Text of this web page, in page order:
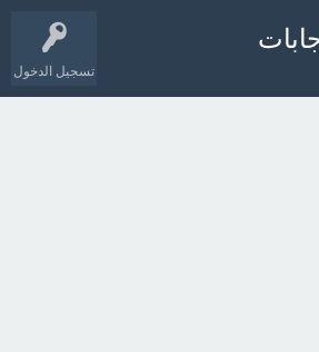
تسجيل الدخول